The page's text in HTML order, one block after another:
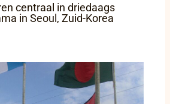
centraal in driedaags
in Seoul, Zuid-Korea